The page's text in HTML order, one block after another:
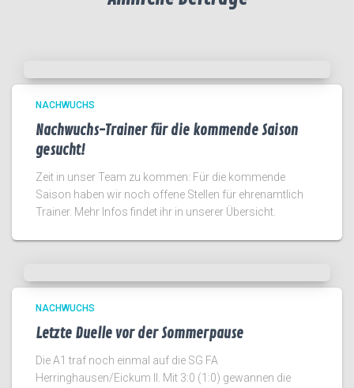
NACHWUCHS
Nachwuchs-Trainer für die kommende Saison
gesucht!
Zeit in unser Team zu kommen: Für die kommende
Saison haben wir noch offene Stellen für ehrenamtlich
Trainer. Mehr Infos findet ihr in unserer Übersicht.
NACHWUCHS
Letzte Duelle vor der Sommerpause
Die A1 traf noch einmal auf die SG FA
Herringhausen/Eickum II. Mit 3:0 (1:0) gewannen die